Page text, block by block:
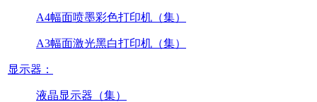
A4幅面喷墨彩色打印机（集）
A3幅面激光黑白打印机（集）
显示器：
液晶显示器（集）